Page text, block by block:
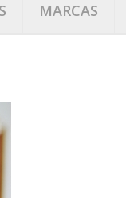
MARCAS